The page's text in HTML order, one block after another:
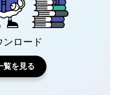
ンロード
覧を見る